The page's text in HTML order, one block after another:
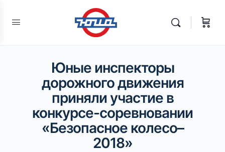
Юные инспекторы
дорожного движения
приняли участие в
конкурсе-соревновании
«Безопасное колесо–
2018»